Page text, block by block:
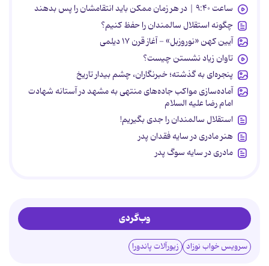
ساعت ۹:۴۰ | در هر زمان ممکن باید انتقامشان را پس بدهند
چگونه استقلال سالمندان را حفظ کنیم؟
آیین کهن «نوروزبل» - آغاز قرن ۱۷ دیلمی
تاوان زیاد نشستن چیست؟
پنجره‌ای به گذشته؛ خبرنگاران، چشم بیدار تاریخ
آماده‌سازی مواکب جاده‌های منتهی به مشهد در آستانه شهادت
امام رضا علیه السلام
استقلال سالمندان را جدی بگیریم!
هنر مادری در سایه‌ فقدان پدر
مادری در سایه سوگ پدر
وب‌گردی
سرویس خواب نوزاد زیورآلات پاندورا